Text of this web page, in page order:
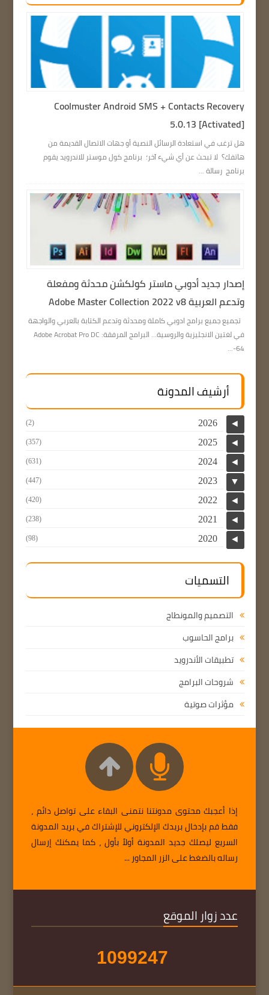
Coolmuster Android SMS + Contacts Recovery
5.0.13 [Activated]
هل ترغب في استعادة الرسائل النصية أو جهات الاتصال القديمة من
هاتفك؟ لا تبحث عن أي شيء آخر؛ برنامج كول موستر للاندرويد يقوم
برنامج رسالة ...
إصدار جديد أدوبي ماستر كولكشن محدثة ومفعلة
وتدعم العربية Adobe Master Collection 2022 v8
تجميع جميع برامج ادوبي كاملة ومحدثة وتدعم الكتابة بالعربي والواجهة
في لغتين الانجليزية والروسية… البرامج المرفقة: Adobe Acrobat Pro DC
64-...
أرشيف المدونة
◄
2026
(2)
◄
2025
(357)
◄
2024
(631)
▼
2023
(447)
◄
2022
(420)
◄
2021
(238)
◄
2020
(98)
التسميات
التصميم والمونطاج
برامج الحاسوب
تطبيقات الأندرويد
شروحات البرامج
مؤثرات صوتية
إذا أعجبك محتوى مدونتنا نتمنى البقاء على تواصل دائم ،
فقط قم بإدخال بريدك الإلكتروني للإشتراك في بريد المدونة
السريع ليصلك جديد المدونة أولاً بأول ، كما يمكنك إرسال
رساله بالضغط على الزر المجاور ...
عدد زوار الموقع
1099247